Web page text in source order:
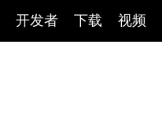
开发者 下载 视频